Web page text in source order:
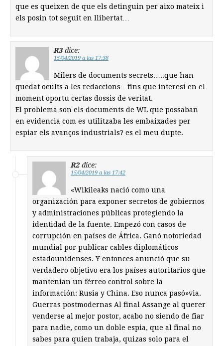
que es queixen de que els detinguin per aixo mateix i
els posin tot seguit en llibertat…
R3 dice:
15/04/2019 a las 17:38
Milers de documents secrets…..que han
quedat ocults a les redaccions…fins que interesi en el
moment oportu certas dossis de veritat.
El problema son els documents de WL que possaban
en evidencia com es utilitzaba les embaixades per
espiar els avanços industrials? es el meu dupte.
R2 dice:
15/04/2019 a las 17:42
«Wikileaks nació como una
organización para exponer secretos de gobiernos
y administraciones públicas protegiendo la
identidad de la fuente. Empezó con casos de
corrupción en países de África. Ganó notoriedad
mundial por publicar cables diplomáticos
estadounidenses. Y entonces anunció que su
verdadero objetivo era los países autoritarios que
mantenían un férreo control sobre la
información: Rusia y China. Eso nunca pasó»via.
Guerras postmodernas Al final Assange al querer
venderse al mejor postor, acabo no siendo de fiar
para nadie, como un doble espia, que al final no
sabes para quien trabaja, quizas solo para el